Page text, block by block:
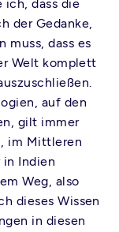
ich, dass die
der Gedanke,
muss, dass es
Welt komplett
auf den
gilt immer
im Mittleren
in Indien
Weg, also
dieses Wissen
in diesen